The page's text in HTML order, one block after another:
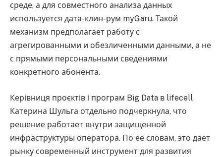
среде, а для совместного анализа данных
используется дата-клин-рум myGaru. Такой
механизм предполагает работу с
агрегированными и обезличенными данными, а не
с прямыми персональными сведениями
конкретного абонента.
Керівниця проєктів і програм Big Data в lifecell
Катерина Шульга отдельно подчеркнула, что
решение работает внутри защищенной
инфраструктуры оператора. По ее словам, это дает
рынку современный инструмент для развития